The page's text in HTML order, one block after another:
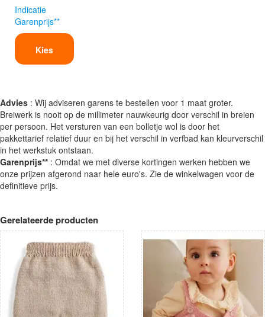
Indicatie
Garenprijs**
Kies
Advies : Wij adviseren garens te bestellen voor 1 maat groter.
Breiwerk is nooit op de millimeter nauwkeurig door verschil in breien
per persoon. Het versturen van een bolletje wol is door het
pakkettarief relatief duur en bij het verschil in verfbad kan kleurverschil
in het werkstuk ontstaan.
Garenprijs** : Omdat we met diverse kortingen werken hebben we
onze prijzen afgerond naar hele euro's. Zie de winkelwagen voor de
definitieve prijs.
Gerelateerde producten